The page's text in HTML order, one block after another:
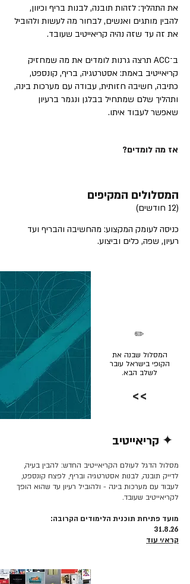
את התהליך: לזהות תובנה, לבנות בריף וכיוון,
להבין מותגים ואנשים, לבחור מה לעשות ולהוביל
את זה עד שזה נהיה קריאייטיב שעובד.
ב־ACC תרצה גרנות לומדים את מה שמחזיק
קריאייטיב באמת: אסטרטגיה, בריף, קונספט,
כתיבה, חשיבה חזותית, עבודה עם מערכות בינה,
ותהליך שלם שמתחיל בבלגן ונגמר ברעיון
שאפשר לעבוד איתו.
אז מה לומדים?
המסלולים המקיפים
(12 חודשים)
כניסה לעומק המקצוע: מהחשיבה והבריף ועד
רעיון, שפה, כלים וביצוע.
המסלול שבנה את
הקופי בישראל עובר
לשלב הבא.
✏️
>>
✦ קריאייטיב
מסלול הדגל לעולם הקריאייטיב החדש: להבין בעיה,
לדייק תובנה, לבנות אסטרטגיה ובריף, לפצח קונספט,
לעבוד עם מערכות בינה - ולהוביל רעיון עד שהוא הופך
לקריאייטיב שעובד.
מועד פתיחת תוכנית הלימודים הקרובה:
31.8.26
קרא/י עוד